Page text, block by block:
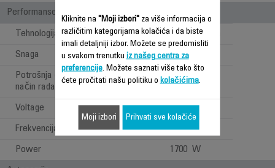
Performanse
Tehnologija usisavanja Cyclonic Tehnologija
Snaga 1500 W
Potrošnja energije - isključen
način rada (W)
0 W
Voltage 220-240 V
Frekvencija 50-60 Hz
Power 1700 W
Kliknite na "Moji izbori"za više informacija o
različitim kategorijama kolačića i da biste
imali detaljniji izbor. Možete se predomisliti
u svakom trenutku iz našeg centra za
preferencije. Možete saznati više tako što
ćete pročitati našu politiku o kolačićima.
Moji izbori Prihvati sve kolačiće